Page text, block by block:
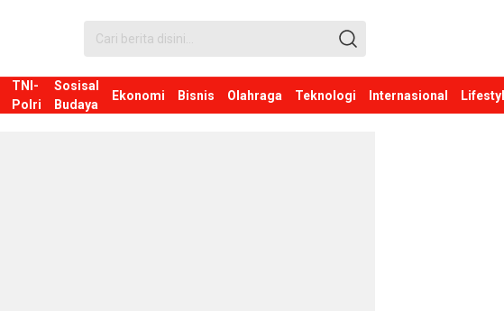
TNI-
Polri
Sosisal
Budaya
Ekonomi Bisnis Olahraga Teknologi Internasional